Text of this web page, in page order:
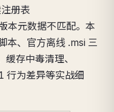
册表
本元数据不匹配。本
本、官方离线 .msi 三
存中毒清理、
为差异等实战细